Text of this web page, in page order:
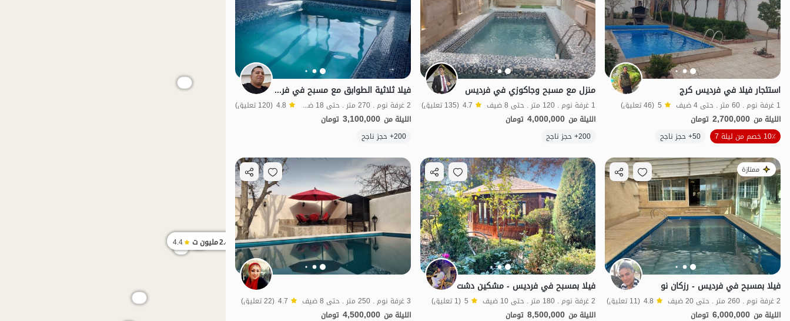
2.45مليون ت 4.4
استئجار فيلا في فرديس كرج
1 غرفة نوم . 60 متر . حتى 4 ضيف 5 (46 تعليق)
الليلة من 2,700,000 تومان
10٪ خصم من ليلة 7
50+ حجز ناجح الموقع على الخريطة
منزل مع مسبح وجاكوزي في فرديس
1 غرفة نوم . 120 متر . حتى 8 ضيف 4.7 (135 تعليق)
الليلة من 4,000,000 تومان
200+ حجز ناجح
الموقع على الخريطة
فيلا ثلاثية الطوابق مع مسبح في فرديس
2 غرفة نوم . 270 متر . حتى 18 ضيف 4.8 (120 تعليق)
الليلة من 3,100,000 تومان
200+ حجز ناجح
ممتازة
فيلا بمسبح في فرديس - رزكان نو
2 غرفة نوم . 260 متر . حتى 20 ضيف 4.8 (11 تعليق)
الليلة من 6,000,000 تومان
فيلا بمسبح في فرديس - مشكين دشت
2 غرفة نوم . 180 متر . حتى 10 ضيف 5 (1 تعليق)
الليلة من 8,500,000 تومان
3 غرفة نوم . 250 متر . حتى 8 ضيف 4.7 (22 تعليق)
الليلة من 4,500,000 تومان